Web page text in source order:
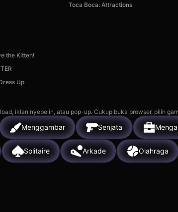
Toca Boca: Attractions
the Kitten!
Up
iklan nyebelin, atau pop-up. Cukup buka browser, pilih
Menggambar Senjata
Solitaire Arkade Olahraga